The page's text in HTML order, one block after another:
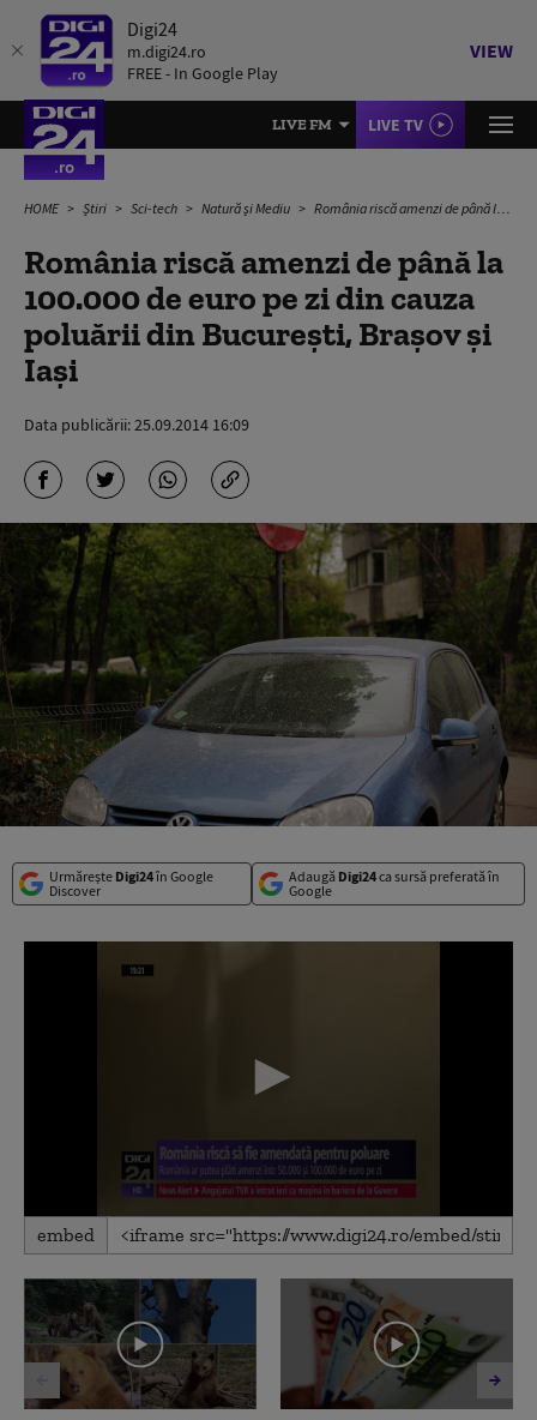
Digi24
m.digi24.ro
FREE - In Google Play
VIEW
LIVE FM LIVE TV
HOME Știri Sci-tech Natură și Mediu România riscă amenzi de până la 100.000 de euro pe zi din cauza poluării din Bucureşti, Braşov şi Iaşi
România riscă amenzi de până la
100.000 de euro pe zi din cauza
poluării din Bucureşti, Braşov şi
Iaşi
Data publicării:25.09.2014 16:09
Urmărește Digi24în Google
Discover
Adaugă Digi24ca sursă preferată în
Google
0
seconds
47
seconds
embed